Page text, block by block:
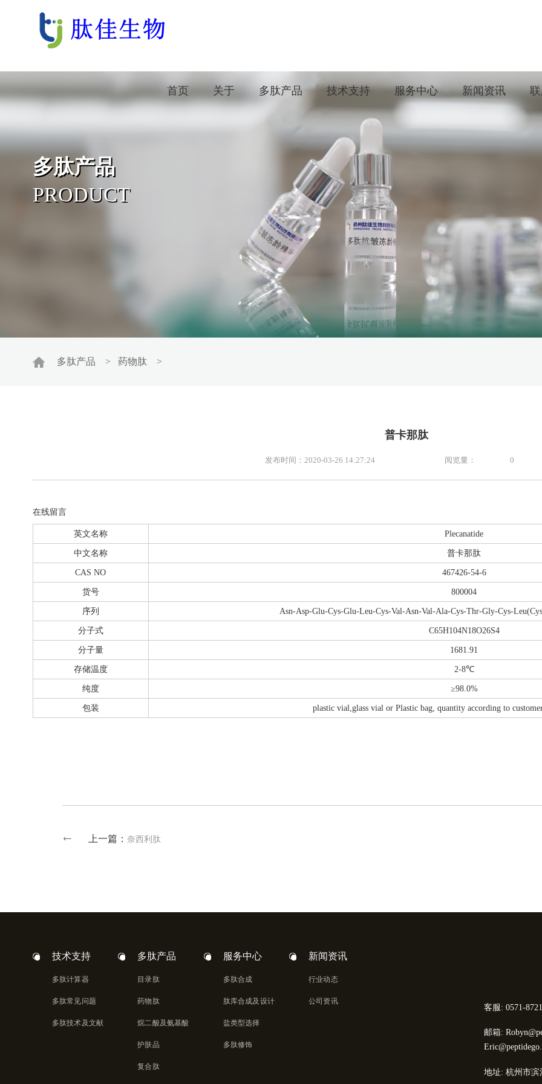
首页 关于 多肽产品 技术支持 服务中心 新闻资讯
多肽产品
PRODUCT
多肽产品 > 药物肽 >
普卡那肽
发布时间：2020-03-26 14:27:24 阅览量： 0
在线留言
英文名称
Plecanatide
中文名称
普卡那肽
CAS NO
467426-54-6
货号
800004
序列
Asn-Asp-Glu-Cys-Glu-Leu-Cys-Val-Asn-Val-Ala-Cys-Thr-Gly-Cys-
分子式
C65H104N18O26S4
分子量
1681.91
存储温度
2-8℃
纯度
≥98.0%
包装
plastic vial,glass vial or Plastic bag, quantity according to
上一篇： 奈西利肽
技术支持
多肽计算器
多肽常见问题
多肽技术及文献
多肽产品
目录肽
药物肽
烷二酸及氨基酸
护肤品
复合肽
服务中心
多肽合成
肽库合成及设计
盐类型选择
多肽修饰
新闻资讯
行业动态
公司资讯
客服: 0571-
邮箱:
地址: 杭州市滨